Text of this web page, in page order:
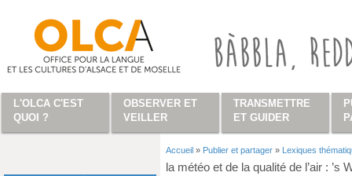
Vous êtes ici
Accueil » Publier et partager » Lexiques
la météo et de la qualité de l’air : ’s
L'OLCA C'EST
QUOI ?
OBSERVER ET
VEILLER
TRANSMETTRE
ET GUIDER